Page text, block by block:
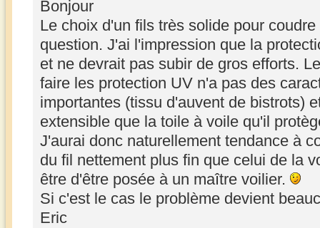
Bonjour
Le choix d'un fils très solide pour
question. J'ai l'impression que la
et ne devrait pas subir de gros efforts.
faire les protection UV n'a pas des
importantes (tissu d'auvent de bistrots)
extensible que la toile à voile qu'il
J'aurai donc naturellement tendance à
du fil nettement plus fin que celui de la
être d'être posée à un maître voilier.
Si c'est le cas le problème devient
Eric